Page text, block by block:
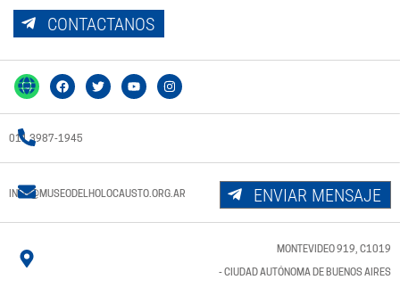
CONTACTANOS
011 3987-1945
INFO@MUSEODELHOLOCAUSTO.ORG.AR ENVIAR MENSAJE
MONTEVIDEO 919, C1019
- CIUDAD AUTÓNOMA DE BUENOS AIRES